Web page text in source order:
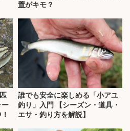
置がキモ？
ー
誰でも安全に楽しめる「小アユ
釣り」入門 【シーズン・道具・
エサ・釣り方を解説】